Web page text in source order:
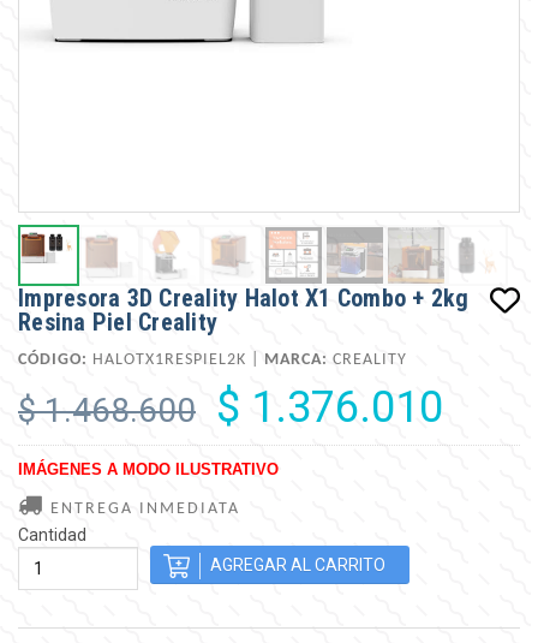
Impresora 3D Creality Halot X1 Combo + 2kg
Resina Piel Creality
CÓDIGO: HALOTX1RESPIEL2K | MARCA: CREALITY
$ 1.468.600 $ 1.376.010
IMÁGENES A MODO ILUSTRATIVO
ENTREGA INMEDIATA
Cantidad